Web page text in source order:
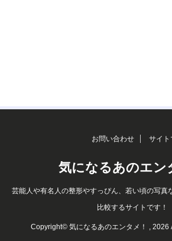
お問い合わせ サイト
気になるあのエン
芸能人や有名人の整形やすっぴん、若い頃の写真
比較するサイトです！
Copyright© 気になるあのエンタメ！ , 2026